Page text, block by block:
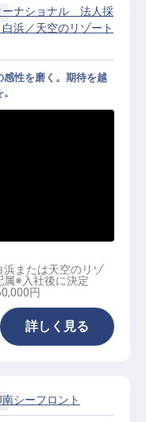
円～／南紀白浜
を学ぶ／寮完備
ーナショナル 法人採
浜／天空のリゾート
性を磨く。期待を越
浜または天空のリゾ
属※入社後に決定
円
詳しく見る
シーフロント